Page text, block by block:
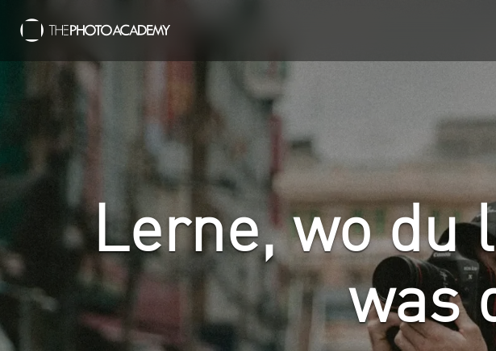
Lerne, wo du
was